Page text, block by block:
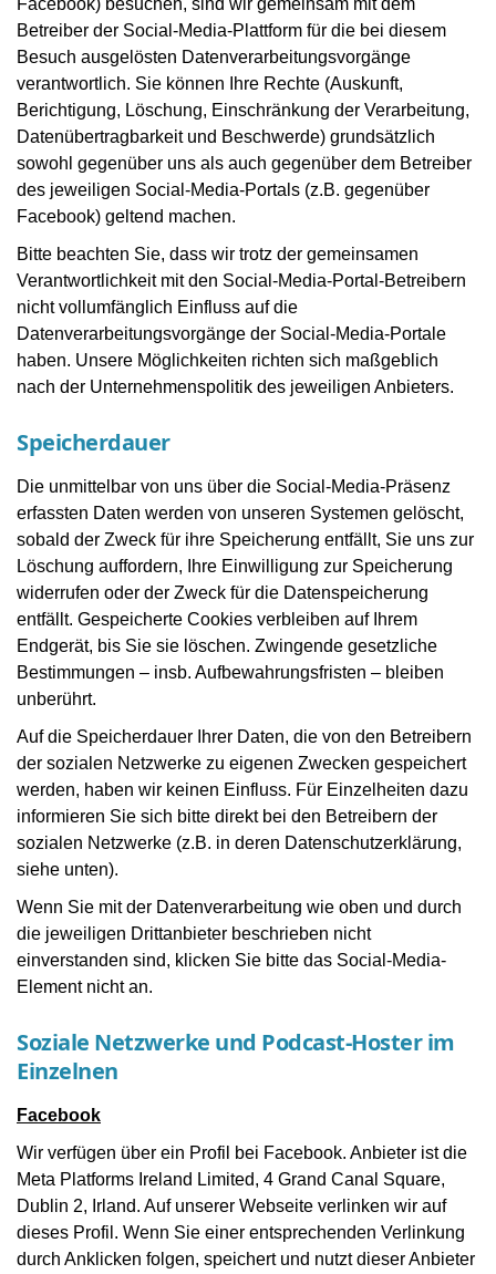
Betreiber der Social-Media-Plattform für die bei diesem
Besuch ausgelösten Datenverarbeitungsvorgänge
verantwortlich. Sie können Ihre Rechte (Auskunft,
Berichtigung, Löschung, Einschränkung der Verarbeitung,
Datenübertragbarkeit und Beschwerde) grundsätzlich
sowohl gegenüber uns als auch gegenüber dem Betreiber
des jeweiligen Social-Media-Portals (z.B. gegenüber
Facebook) geltend machen.
Bitte beachten Sie, dass wir trotz der gemeinsamen
Verantwortlichkeit mit den Social-Media-Portal-Betreibern
nicht vollumfänglich Einfluss auf die
Datenverarbeitungsvorgänge der Social-Media-Portale
haben. Unsere Möglichkeiten richten sich maßgeblich
nach der Unternehmenspolitik des jeweiligen Anbieters.
Speicherdauer
Die unmittelbar von uns über die Social-Media-Präsenz
erfassten Daten werden von unseren Systemen gelöscht,
sobald der Zweck für ihre Speicherung entfällt, Sie uns zur
Löschung auffordern, Ihre Einwilligung zur Speicherung
widerrufen oder der Zweck für die Datenspeicherung
entfällt. Gespeicherte Cookies verbleiben auf Ihrem
Endgerät, bis Sie sie löschen. Zwingende gesetzliche
Bestimmungen – insb. Aufbewahrungsfristen – bleiben
unberührt.
Auf die Speicherdauer Ihrer Daten, die von den Betreibern
der sozialen Netzwerke zu eigenen Zwecken gespeichert
werden, haben wir keinen Einfluss. Für Einzelheiten dazu
informieren Sie sich bitte direkt bei den Betreibern der
sozialen Netzwerke (z.B. in deren Datenschutzerklärung,
siehe unten).
Wenn Sie mit der Datenverarbeitung wie oben und durch
die jeweiligen Drittanbieter beschrieben nicht
einverstanden sind, klicken Sie bitte das Social-Media-
Element nicht an.
Soziale Netzwerke und Podcast-Hoster im
Einzelnen
Facebook
Wir verfügen über ein Profil bei Facebook. Anbieter ist die
Meta Platforms Ireland Limited, 4 Grand Canal Square,
Dublin 2, Irland. Auf unserer Webseite verlinken wir auf
dieses Profil. Wenn Sie einer entsprechenden Verlinkung
durch Anklicken folgen, speichert und nutzt dieser Anbieter